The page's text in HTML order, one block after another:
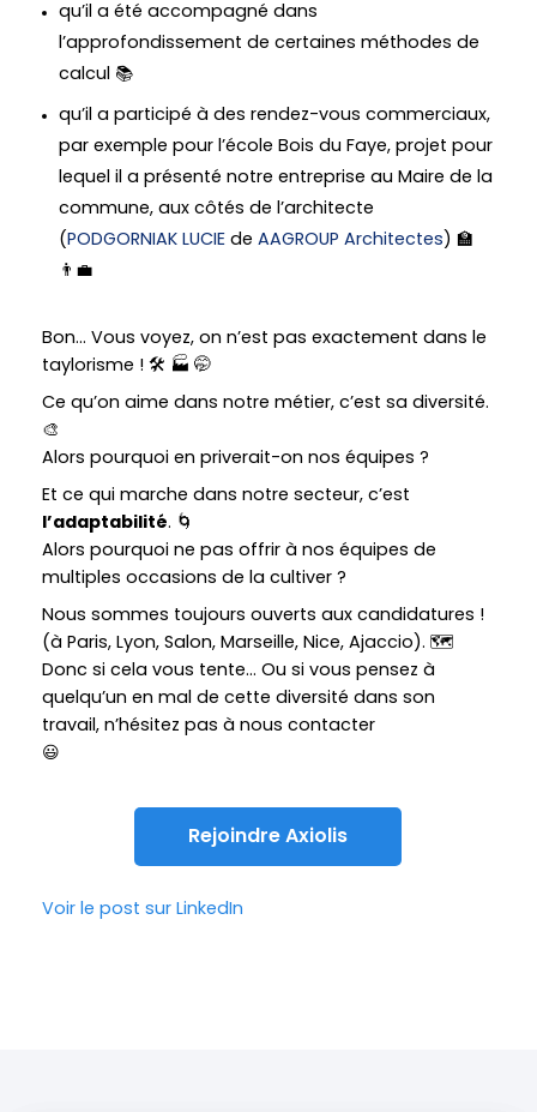
qu’il a été accompagné dans
l’approfondissement de certaines méthodes de
calcul 📚
qu’il a participé à des rendez-vous commerciaux,
par exemple pour l’école Bois du Faye, projet pour
lequel il a présenté notre entreprise au Maire de la
commune, aux côtés de l’architecte
( PODGORNIAK LUCIEde AAGROUP Architectes ) 🏫
👨‍💼
Bon… Vous voyez, on n’est pas exactement dans le
taylorisme ! 🛠️ 🏭 🤭
Ce qu’on aime dans notre métier, c’est sa diversité.
🎨
Alors pourquoi en priverait-on nos équipes ?
Et ce qui marche dans notre secteur, c’est
l’adaptabilité. 🌀
Alors pourquoi ne pas offrir à nos équipes de
multiples occasions de la cultiver ?
Nous sommes toujours ouverts aux candidatures !
(à Paris, Lyon, Salon, Marseille, Nice, Ajaccio). 🗺️
Donc si cela vous tente… Ou si vous pensez à
quelqu’un en mal de cette diversité dans son
travail, n’hésitez pas à nous contacter
😃
Rejoindre Axiolis
Voir le post sur LinkedIn